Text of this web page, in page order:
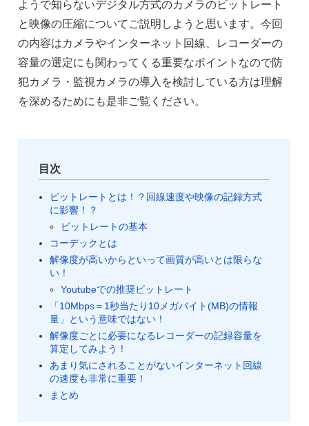
ようで知らないデジタル方式のカメラのビットレート
と映像の圧縮についてご説明しようと思います。今回
の内容はカメラやインターネット回線、レコーダーの
容量の選定にも関わってくる重要なポイントなので防
犯カメラ・監視カメラの導入を検討している方は理解
を深めるためにも是非ご覧ください。
目次
ビットレートとは！？回線速度や映像の記録方式
に影響！？
ビットレートの基本
コーデックとは
解像度が高いからといって画質が高いとは限らな
い！
Youtubeでの推奨ビットレート
「10Mbps＝1秒当たり10メガバイト(MB)の情報
量」という意味ではない！
解像度ごとに必要になるレコーダーの記録容量を
算定してみよう！
あまり気にされることがないインターネット回線
の速度も非常に重要！
まとめ